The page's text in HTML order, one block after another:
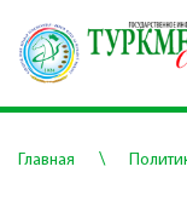
Главная \